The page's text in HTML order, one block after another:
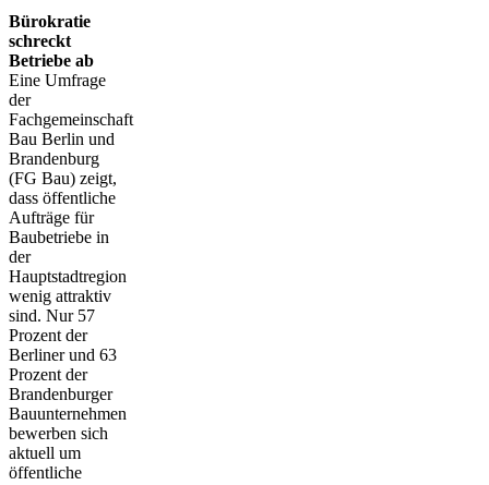
Bürokratie
schreckt
Betriebe ab
Eine Umfrage
der
Fachgemeinschaft
Bau Berlin und
Brandenburg
(FG Bau) zeigt,
dass öffentliche
Aufträge für
Baubetriebe in
der
Hauptstadtregion
wenig attraktiv
sind. Nur 57
Prozent der
Berliner und 63
Prozent der
Brandenburger
Bauunternehmen
bewerben sich
aktuell um
öffentliche